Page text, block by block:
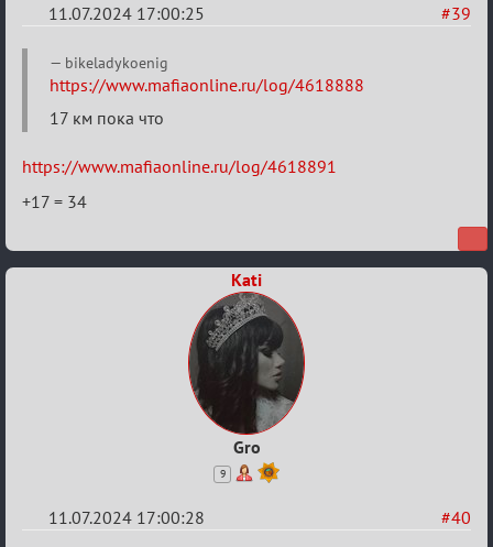
#39
11.07.2024 17:00:25
Re:
тысяч
по
Бертозиму
bikeladykoenig
https://www.mafiaonline.ru/log/4618888
17 км пока что
https://www.mafiaonline.ru/log/4618891
+17 = 34
Kati
Gro
9
#40
11.07.2024 17:00:28